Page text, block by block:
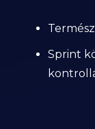
Sprint